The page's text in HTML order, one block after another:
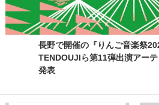
長野で開催の『りんご音楽祭
TENDOUJIら第11弾出演アー
発表